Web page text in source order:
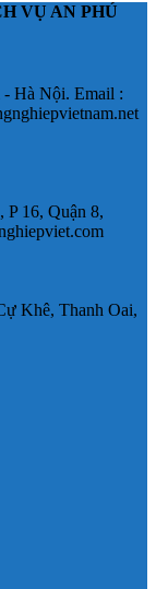
VỤ AN PHÚ
Hà Nội. Email :
16, Quận 8,
Khê, Thanh Oai,